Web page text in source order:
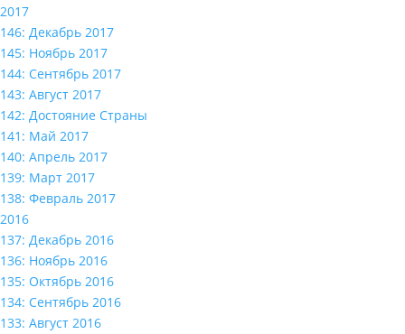
2017
146: Декабрь 2017
145: Ноябрь 2017
144: Сентябрь 2017
143: Август 2017
142: Достояние Страны
141: Май 2017
140: Апрель 2017
139: Март 2017
138: Февраль 2017
2016
137: Декабрь 2016
136: Ноябрь 2016
135: Октябрь 2016
134: Сентябрь 2016
133: Август 2016